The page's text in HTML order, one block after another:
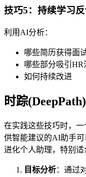
技巧5：持续学习
利用AI分析：
哪些简历获得面
哪些部分吸引HR
如何持续改进
时踪
在实践这些技巧时，
供智能建议的AI助手可
进化个人助理，特别适
目标分析：通过